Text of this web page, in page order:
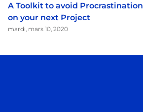
A Toolkit to avoid Procrastination
on your next Project
mardi, mars 10, 2020